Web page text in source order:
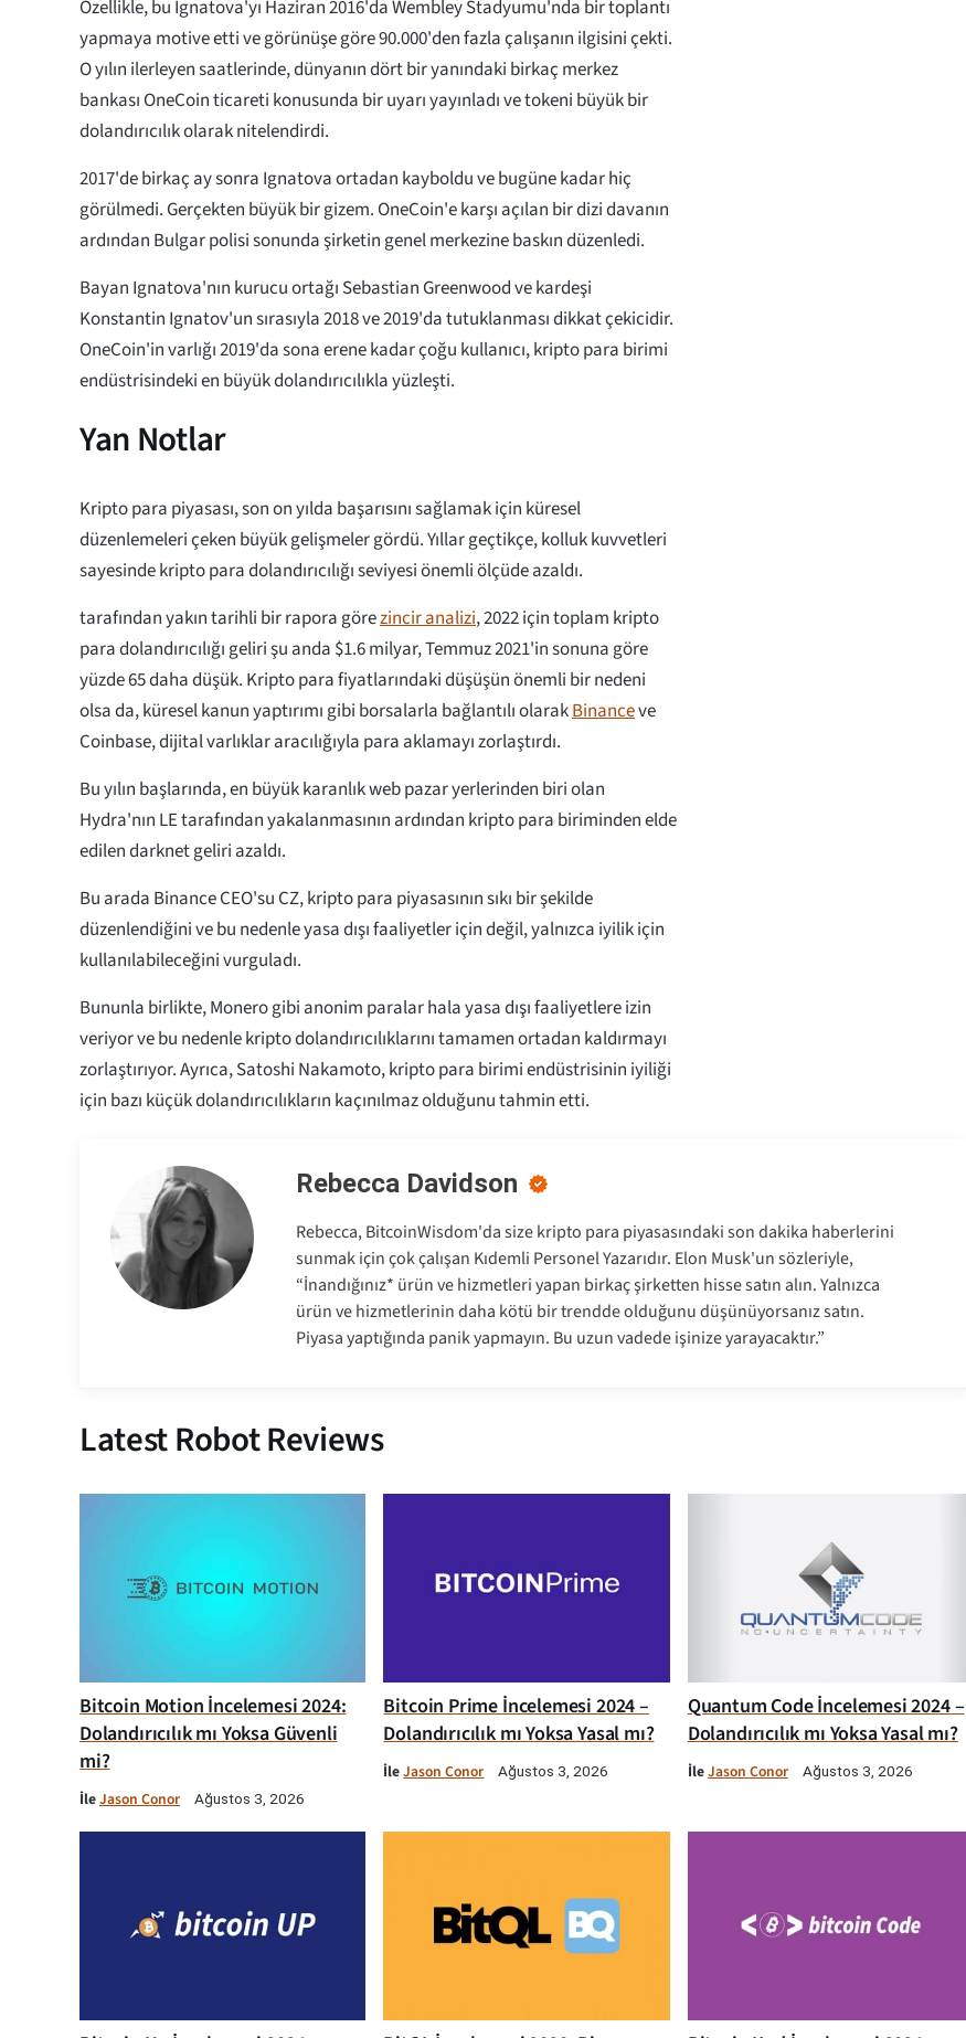
Özellikle, bu Ignatova'yı Haziran 2016'da Wembley Stadyumu'nda bir toplantı
yapmaya motive etti ve görünüşe göre 90.000'den fazla çalışanın ilgisini çekti.
O yılın ilerleyen saatlerinde, dünyanın dört bir yanındaki birkaç merkez
bankası OneCoin ticareti konusunda bir uyarı yayınladı ve tokeni büyük bir
dolandırıcılık olarak nitelendirdi.
2017'de birkaç ay sonra Ignatova ortadan kayboldu ve bugüne kadar hiç
görülmedi. Gerçekten büyük bir gizem. OneCoin'e karşı açılan bir dizi davanın
ardından Bulgar polisi sonunda şirketin genel merkezine baskın düzenledi.
Bayan Ignatova'nın kurucu ortağı Sebastian Greenwood ve kardeşi
Konstantin Ignatov'un sırasıyla 2018 ve 2019'da tutuklanması dikkat çekicidir.
OneCoin'in varlığı 2019'da sona erene kadar çoğu kullanıcı, kripto para birimi
endüstrisindeki en büyük dolandırıcılıkla yüzleşti.
Yan Notlar
Kripto para piyasası, son on yılda başarısını sağlamak için küresel
düzenlemeleri çeken büyük gelişmeler gördü. Yıllar geçtikçe, kolluk kuvvetleri
sayesinde kripto para dolandırıcılığı seviyesi önemli ölçüde azaldı.
tarafından yakın tarihli bir rapora görezincir analizi, 2022 için toplam kripto
para dolandırıcılığı geliri şu anda $1.6 milyar, Temmuz 2021'in sonuna göre
yüzde 65 daha düşük. Kripto para fiyatlarındaki düşüşün önemli bir nedeni
olsa da, küresel kanun yaptırımı gibi borsalarla bağlantılı olarakBinanceve
Coinbase, dijital varlıklar aracılığıyla para aklamayı zorlaştırdı.
Bu yılın başlarında, en büyük karanlık web pazar yerlerinden biri olan
Hydra'nın LE tarafından yakalanmasının ardından kripto para biriminden elde
edilen darknet geliri azaldı.
Bu arada Binance CEO'su CZ, kripto para piyasasının sıkı bir şekilde
düzenlendiğini ve bu nedenle yasa dışı faaliyetler için değil, yalnızca iyilik için
kullanılabileceğini vurguladı.
Bununla birlikte, Monero gibi anonim paralar hala yasa dışı faaliyetlere izin
veriyor ve bu nedenle kripto dolandırıcılıklarını tamamen ortadan kaldırmayı
zorlaştırıyor. Ayrıca, Satoshi Nakamoto, kripto para birimi endüstrisinin iyiliği
için bazı küçük dolandırıcılıkların kaçınılmaz olduğunu tahmin etti.
Rebecca Davidson
Rebecca, BitcoinWisdom'da size kripto para piyasasındaki son dakika haberlerini
sunmak için çok çalışan Kıdemli Personel Yazarıdır. Elon Musk'un sözleriyle,
“İnandığınız* ürün ve hizmetleri yapan birkaç şirketten hisse satın alın. Yalnızca
ürün ve hizmetlerinin daha kötü bir trendde olduğunu düşünüyorsanız satın.
Piyasa yaptığında panik yapmayın. Bu uzun vadede işinize yarayacaktır.”
Latest Robot Reviews
Bitcoin Motion İncelemesi 2024:
Dolandırıcılık mı Yoksa Güvenli
mi?
İleJason Conor Ağustos 3, 2026
Bitcoin Prime İncelemesi 2024 –
Dolandırıcılık mı Yoksa Yasal mı?
İleJason Conor Ağustos 3, 2026
Quantum Code İncelemesi 2024 –
Dolandırıcılık mı Yoksa Yasal mı?
İleJason Conor Ağustos 3, 2026